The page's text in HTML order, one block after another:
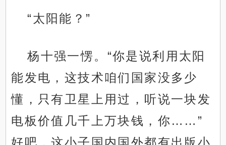
“太阳能？”
杨十强一愣。“你是说利用太阳
能发电，这技术咱们国家没多少
懂，只有卫星上用过，听说一块发
电板价值几千上万块钱，你……”
好吧，这小子国内国外都有出版小